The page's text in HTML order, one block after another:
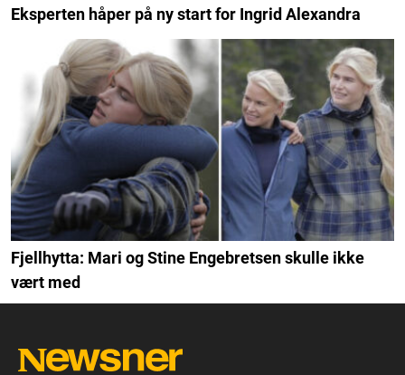
Eksperten håper på ny start for Ingrid Alexandra
Fjellhytta: Mari og Stine Engebretsen skulle ikke
vært med